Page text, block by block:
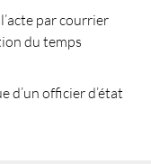
par courrier
du temps
d’un officier d’état